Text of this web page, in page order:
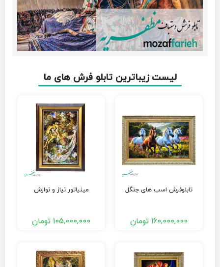
لیست زیباترین تابلو فرش های ما
تابلوفرش اسب های جنگل
160,000,000 تومان
مینیاتور نیاز و نوازش
105,000,000 تومان